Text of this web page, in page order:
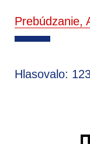
Prebúdzanie,
Hlasovalo: